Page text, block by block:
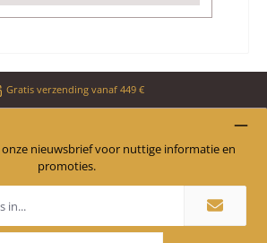
Gratis verzending vanaf 449 €
nieuwsbrief voor nuttige informatie en
promoties.